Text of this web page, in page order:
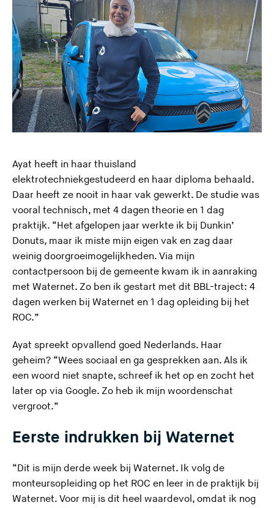
Ayat heeft in haar thuisland
elektrotechniekgestudeerd en haar diploma behaald.
Daar heeft ze nooit in haar vak gewerkt. De studie was
vooral technisch, met 4 dagen theorie en 1 dag
praktijk. “Het afgelopen jaar werkte ik bij Dunkin’
Donuts, maar ik miste mijn eigen vak en zag daar
weinig doorgroeimogelijkheden. Via mijn
contactpersoon bij de gemeente kwam ik in aanraking
met Waternet. Zo ben ik gestart met dit BBL-traject: 4
dagen werken bij Waternet en 1 dag opleiding bij het
ROC.”
Ayat spreekt opvallend goed Nederlands. Haar
geheim? “Wees sociaal en ga gesprekken aan. Als ik
een woord niet snapte, schreef ik het op en zocht het
later op via Google. Zo heb ik mijn woordenschat
vergroot.”
Eerste indrukken bij Waternet
“Dit is mijn derde week bij Waternet. Ik volg de
monteursopleiding op het ROC en leer in de praktijk bij
Waternet. Voor mij is dit heel waardevol, omdat ik nog